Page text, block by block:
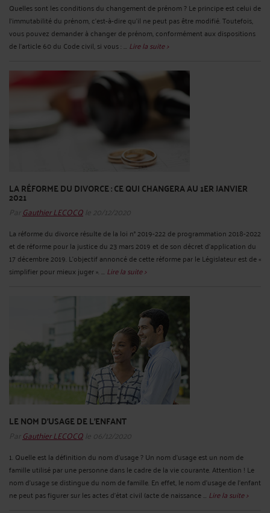
Quelles sont les conditions du changement de prénom ? Le principe est celui de
l’immutabilité du prénom, c’est-à-dire qu’il ne peut pas être modifié. Toutefois,
vous pouvez demander à changer de prénom, conformément aux dispositions
de l’article 60 du Code civil, si vous : ... Lire la suite >
LA RÉFORME DU DIVORCE : CE QUI CHANGERA AU 1ER JANVIER
2021
Par Gauthier LECOCQ le 20/12/2020
La réforme du divorce résulte de la loi n° 2019-222 de programmation 2018-2022
et de réforme pour la justice du 23 mars 2019 et de son décret d’application du
17 décembre 2019. L’objectif annoncé de cette réforme par le Législateur est de «
simplifier pour mieux juger ». ... Lire la suite >
LE NOM D'USAGE DE L'ENFANT
Par Gauthier LECOCQ le 06/12/2020
1. Quelle est la définition du nom d’usage ? Un nom d'usage est un nom de
famille utilisé par une personne dans le cadre de la vie courante. Attention ! Le
nom d’usage se distingue du nom de famille. En effet, le nom d’usage de l’enfant
ne peut pas figurer sur les actes d’état civil (acte de naissance ... Lire la suite >